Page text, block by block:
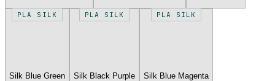
PLA SILK
Silk Blue Green
PLA SILK
Silk Black Purple
PLA SILK
Silk Blue Magenta